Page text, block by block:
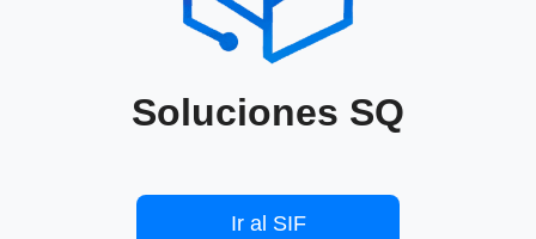
Soluciones SQ
Ir al SIF